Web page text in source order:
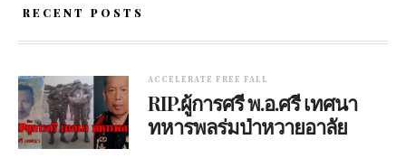
RECENT POSTS
ACCELERATE FREE FALL
RIP.ผู้การศรี พ.อ.ศรี เทศนา
ทหารพลร่มป่าหวายอาลัย